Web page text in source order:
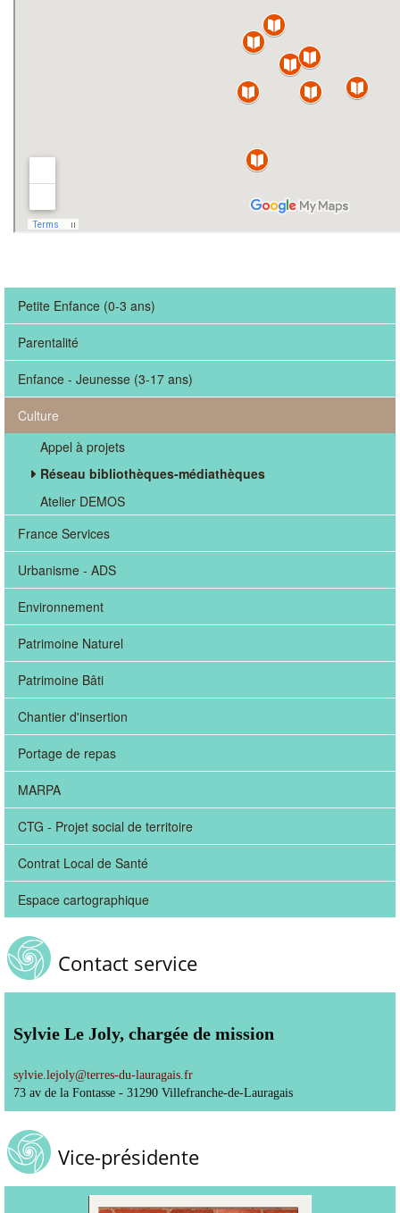
Petite Enfance (0-3 ans)
Parentalité
Enfance - Jeunesse (3-17 ans)
Culture
Appel à projets
Réseau bibliothèques-médiathèques
Atelier DEMOS
France Services
Urbanisme - ADS
Environnement
Patrimoine Naturel
Patrimoine Bâti
Chantier d'insertion
Portage de repas
MARPA
CTG - Projet social de territoire
Contrat Local de Santé
Espace cartographique
Contact service
Sylvie Le Joly, chargée de mission
sylvie.lejoly@terres-du-lauragais.fr
73 av de la Fontasse - 31290 Villefranche-de-Lauragais
Vice-présidente